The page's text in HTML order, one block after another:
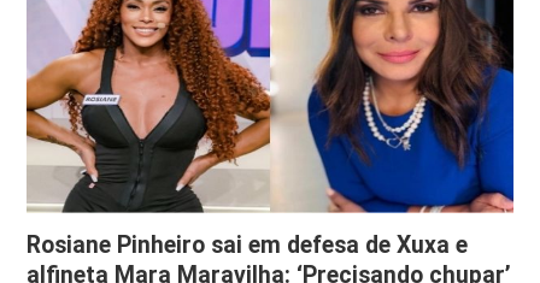
Rosiane Pinheiro sai em defesa de Xuxa e
alfineta Mara Maravilha: ‘Precisando chupar’